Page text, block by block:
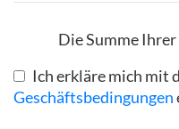
Die Summe
Ich erkläre mich mit
Geschäftsbedingungen